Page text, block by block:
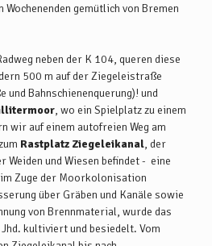
Wochenenden gemütlich von Bremen
neben der K 104, queren diese
500 m auf der Ziegeleistraße
und Bahnschienenquerung)! und
, wo ein Spielplatz zu einem
wir auf einem autofreien Weg am
Rastplatz Ziegeleikanal, der
und Wiesen befindet - eine
Zuge der Moorkolonisation
über Gräben und Kanäle sowie
von Brennmaterial, wurde das
kultiviert und besiedelt. Vom